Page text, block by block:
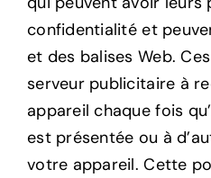
confidentialité et
et des balises Web.
serveur publicitaire à
appareil chaque fois
est présentée ou à
votre appareil. Cette